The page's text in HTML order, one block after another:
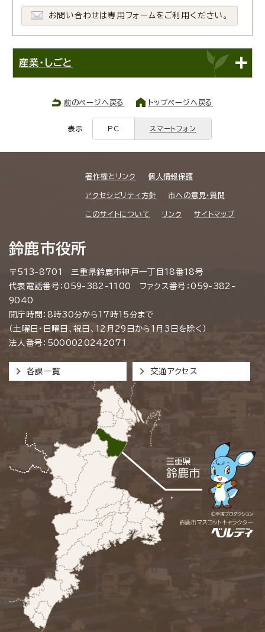
お問い合わせは専用フォームをご利用ください。
産業・しごと
前のページへ戻る トップページへ戻る
表示 PC スマートフォン
著作権とリンク 個人情報保護
アクセシビリティ方針 市への意見・質問
このサイトについて リンク サイトマップ
鈴鹿市役所
〒513-8701 三重県鈴鹿市神戸一丁目18番18号
代表電話番号：059-382-1100 ファクス番号：059-382-
9040
開庁時間：8時30分から17時15分まで
（土曜日・日曜日、祝日、12月29日から1月3日を除く）
法人番号：5000020242071
各課一覧 交通アクセス